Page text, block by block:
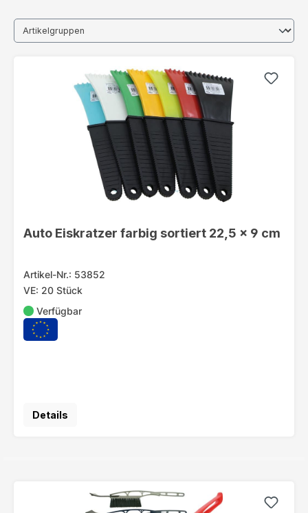
Auto Eiskratzer farbig sortiert 22,5 x 9 cm
Artikel-Nr.: 53852
VE: 20 Stück
Verfügbar
Details